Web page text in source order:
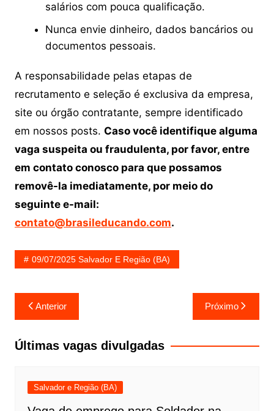
salários com pouca qualificação.
Nunca envie dinheiro, dados bancários ou
documentos pessoais.
A responsabilidade pelas etapas de
recrutamento e seleção é exclusiva da empresa,
site ou órgão contratante, sempre identificado
em nossos posts. Caso você identifique alguma
vaga suspeita ou fraudulenta, por favor, entre
em contato conosco para que possamos
removê-la imediatamente, por meio do
seguinte e-mail:
contato@brasileducando.com.
09/07/2025 Salvador E Região (BA)
Navegação
de
Post
Anterior Próximo
Últimas vagas divulgadas
Salvador e Região (BA)